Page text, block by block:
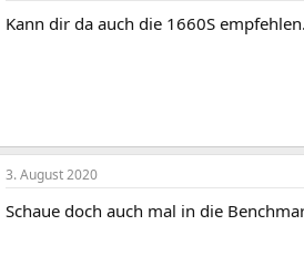
Kann dir da auch die 1660S
3. August 2020
Schaue doch auch mal in die